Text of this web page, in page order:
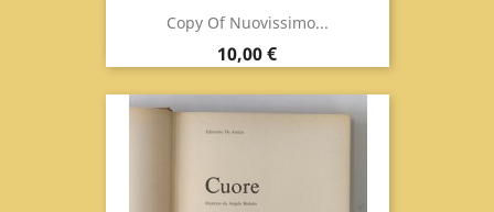
Copy Of Nuovissimo...
Prix
10,00 €